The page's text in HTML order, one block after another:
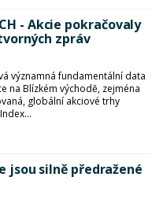
- Akcie pokračovaly
zpráv
významná fundamentální data
na Blízkém východě, zejména
globální akciové trhy
jsou silně předražené